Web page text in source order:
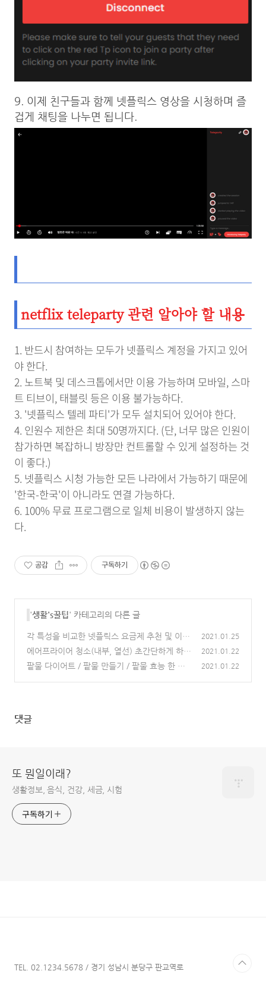
9. 이제 친구들과 함께 넷플릭스 영상을 시청하며 즐
겁게 채팅을 나누면 됩니다.
netflix teleparty 관련 알아야 할 내용
1. 반드시 참여하는 모두가 넷플릭스 계정을 가지고 있어
야 한다.
2. 노트북 및 데스크톱에서만 이용 가능하며 모바일, 스마
트 티브이, 태블릿 등은 이용 불가능하다.
3. '넷플릭스 텔레 파티'가 모두 설치되어 있어야 한다.
4. 인원수 제한은 최대 50명까지다. (단, 너무 많은 인원이
참가하면 복잡하니 방장만 컨트롤할 수 있게 설정하는 것
이 좋다.)
5. 넷플릭스 시청 가능한 모든 나라에서 가능하기 때문에
'한국-한국'이 아니라도 연결 가능하다.
6. 100% 무료 프로그램으로 일체 비용이 발생하지 않는
다.
공감 구독하기
'생활's꿀팁' 카테고리의 다른 글
각 특성을 비교한 넷플릭스 요금제 추천 및 이용
팁
(0)
2021.01.25
에어프라이어 청소(내부, 열선) 초간단하게 하는
법
(0)
2021.01.22
팥물 다이어트 / 팥물 만들기 / 팥물 효능 한 번
2021.01.22
댓글
또 뭔일이래?
생활정보, 음식, 건강, 세금, 시험
구독하기
TEL. 02.1234.5678 / 경기 성남시 분당구 판교역로